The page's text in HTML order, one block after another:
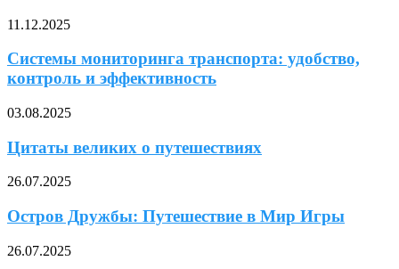
11.12.2025
Системы мониторинга транспорта: удобство,
контроль и эффективность
03.08.2025
Цитаты великих о путешествиях
26.07.2025
Остров Дружбы: Путешествие в Мир Игры
26.07.2025